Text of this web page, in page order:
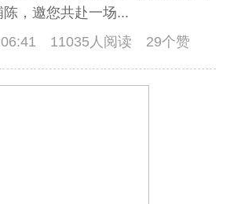
，邀您共赴一场...
11035人阅读 29个赞